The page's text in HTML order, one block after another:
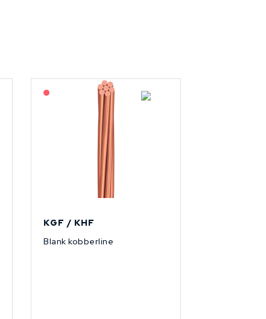
På forespørsel
KGF / KHF
Blank kobberline